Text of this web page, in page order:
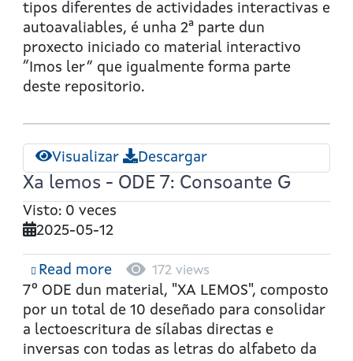
Consoantes
V,
B
tipos diferentes de actividades interactivas e
autoavaliables, é unha 2ª parte dun
proxecto iniciado co material interactivo
“Imos ler” que igualmente forma parte
deste repositorio.
Visualizar Descargar
Xa lemos - ODE 7: Consoante G
Visto: 0 veces
2025-05-12
Read moreabout
Xa
lemos
-
ODE
172 views
7º ODE dun material, "XA LEMOS", composto
por un total de 10 deseñado para consolidar
a lectoescritura de sílabas directas e
inversas con todas as letras do alfabeto da